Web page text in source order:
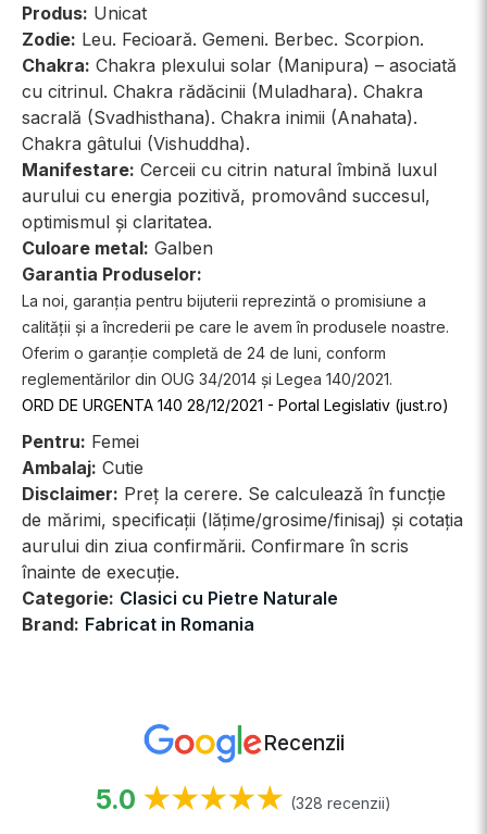
Produs: Unicat
Zodie: Leu. Fecioară. Gemeni. Berbec. Scorpion.
Chakra: Chakra plexului solar (Manipura) – asociată
cu citrinul. Chakra rădăcinii (Muladhara). Chakra
sacrală (Svadhisthana). Chakra inimii (Anahata).
Chakra gâtului (Vishuddha).
Manifestare: Cerceii cu citrin natural îmbină luxul
aurului cu energia pozitivă, promovând succesul,
optimismul și claritatea.
Culoare metal: Galben
Garantia Produselor:
La noi, garanția pentru bijuterii reprezintă o promisiune a
calității și a încrederii pe care le avem în produsele noastre.
Oferim o garanție completă de 24 de luni, conform
reglementărilor din OUG 34/2014 și Legea 140/2021.
ORD DE URGENTA 140 28/12/2021 - Portal Legislativ (just.ro)
Pentru: Femei
Ambalaj: Cutie
Disclaimer: Preț la cerere. Se calculează în funcție
de mărimi, specificații (lățime/grosime/finisaj) și cotația
aurului din ziua confirmării. Confirmare în scris
înainte de execuție.
Categorie: Clasici cu Pietre Naturale
Brand: Fabricat in Romania
Recenzii
5.0 ★★★★★ (328 recenzii)